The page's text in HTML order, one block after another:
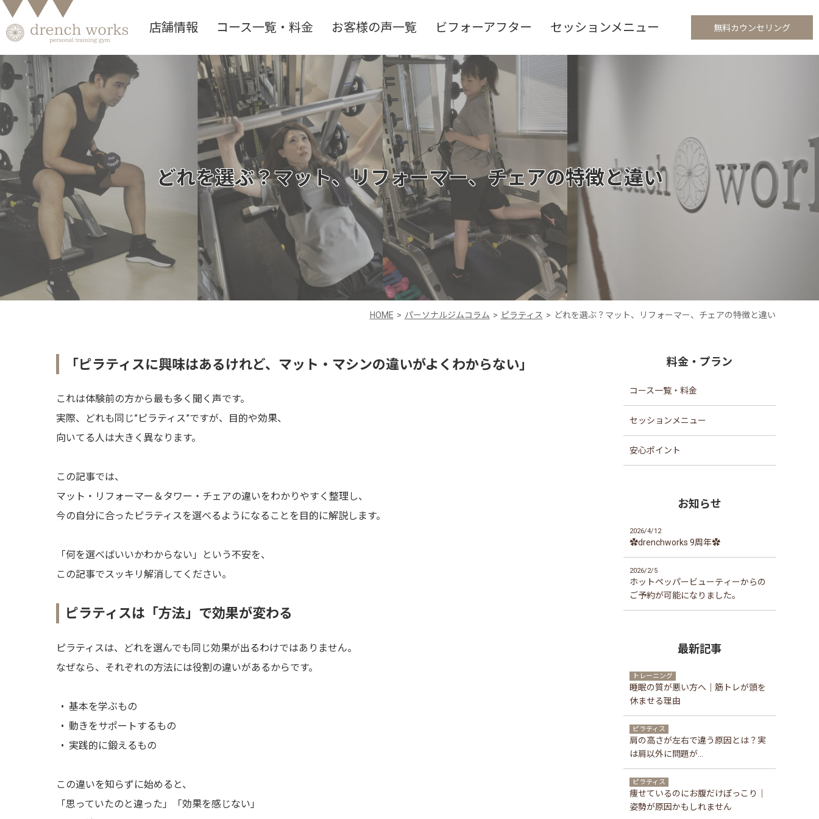
店舗情報 コース一覧・料金 お客様の声一覧 ビフォーアフター セッションメニュー 無料カウンセリング
どれを選ぶ？マット、リフォーマー、チェアの特徴と違い
HOME パーソナルジムコラム ピラティス どれを選ぶ？マット、リフォーマー、チェアの特徴と違い
「ピラティスに興味はあるけれど、マット・マシンの違いがよくわからない」
これは体験前の方から最も多く聞く声です。
実際、どれも同じ”ピラティス”ですが、目的や効果、
向いてる人は大きく異なります。
この記事では、
マット・リフォーマー＆タワー・チェアの違いをわかりやすく整理し、
今の自分に合ったピラティスを選べるようになることを目的に解説します。
「何を選べばいいかわからない」という不安を、
この記事でスッキリ解消してください。
ピラティスは「方法」で効果が変わる
ピラティスは、どれを選んでも同じ効果が出るわけではありません。
なぜなら、それぞれの方法には役割の違いがあるからです。
• 基本を学ぶもの
• 動きをサポートするもの
• 実践的に鍛えるもの
この違いを知らずに始めると、
「思っていたのと違った」「効果を感じない」
料金・プラン
コース一覧・料金
セッションメニュー
安心ポイント
お知らせ
2026/4/12
✿drenchworks 9周年✿
2026/2/5
ホットペッパービューティーからの
ご予約が可能になりました。
最新記事
トレーニング
睡眠の質が悪い方へ｜筋トレが頭を
休ませる理由
ピラティス
肩の高さが左右で違う原因とは？実
は肩以外に問題が...
ピラティス
痩せているのにお腹だけぽっこり｜
姿勢が原因かもしれません